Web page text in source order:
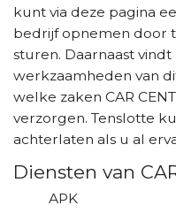
kunt via deze pagina
bedrijf opnemen door
sturen. Daarnaast
werkzaamheden van
welke zaken CAR
verzorgen. Tenslotte
achterlaten als u al
Diensten van
APK